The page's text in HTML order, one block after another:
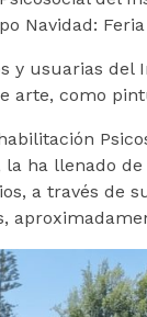
Navidad:
usuarias del
arte, como
ha llenado
a través de